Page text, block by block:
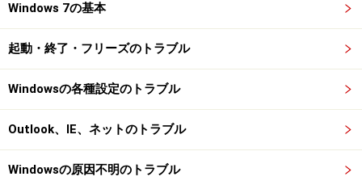
Windows 7の基本
起動・終了・フリーズのトラブル
Windowsの各種設定のトラブル
Outlook、IE、ネットのトラブル
Windowsの原因不明のトラブル